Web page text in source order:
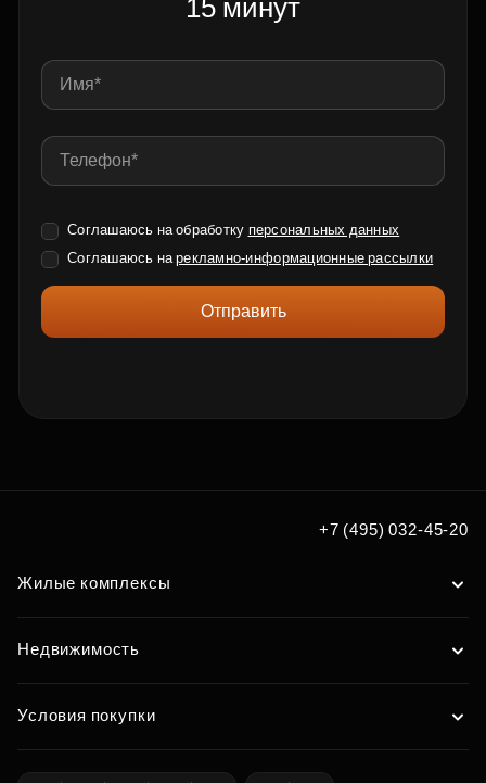
15 минут
Соглашаюсь на обработку персональных данных
Соглашаюсь нарекламно-информационные рассылки
Отправить
+7 (495) 032-45-20
Жилые комплексы
Недвижимость
Условия покупки